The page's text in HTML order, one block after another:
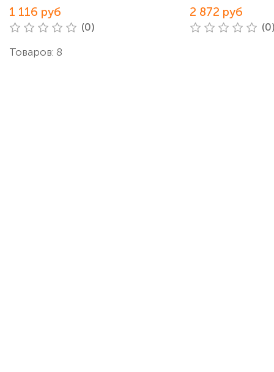
1 116 руб
(0)
2 872 руб
Товаров: 8